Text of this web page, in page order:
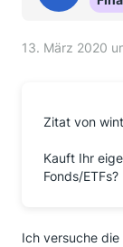
13. März 2020
Zitat von
Kauft Ihr
Fonds/ETFs?
Ich versuche